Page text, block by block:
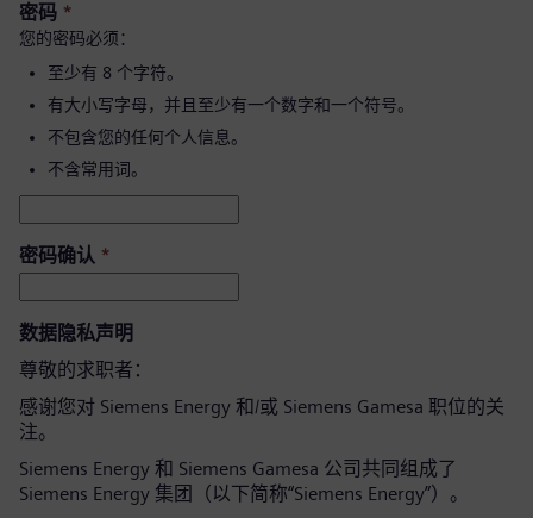
密码 *
您的密码必须：
至少有 8 个字符。
有大小写字母，并且至少有一个数字和一个符号。
不包含您的任何个人信息。
不含常用词。
密码确认 *
数据隐私声明
尊敬的求职者：
感谢您对 Siemens Energy 和/或 Siemens Gamesa 职位的关
注。
Siemens Energy 和 Siemens Gamesa 公司共同组成了
Siemens Energy 集团（以下简称“Siemens Energy”）。